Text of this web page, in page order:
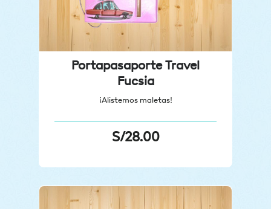
Portapasaporte Travel
Fucsia
¡Alistemos maletas!
S/28.00